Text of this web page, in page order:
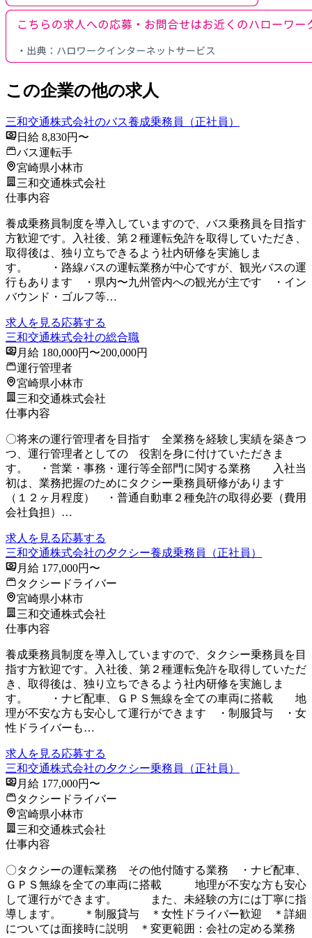
この企業の他の求人
三和交通株式会社のバス養成乗務員（正社員）
日給 8,830円〜
バス運転手
宮崎県小林市
三和交通株式会社
仕事内容
養成乗務員制度を導入していますので、バス乗務員を目指す
方歓迎です。入社後、第２種運転免許を取得していただき、
取得後は、独り立ちできるよう社内研修を実施しま
す。 ・路線バスの運転業務が中心ですが、観光バスの運
行もあります ・県内〜九州管内への観光が主です ・イン
バウンド・ゴルフ等…
求人を見る応募する
三和交通株式会社の総合職
月給 180,000円〜200,000円
運行管理者
宮崎県小林市
三和交通株式会社
仕事内容
〇将来の運行管理者を目指す 全業務を経験し実績を築きつ
つ、運行管理者としての 役割を身に付けていただきま
す。 ・営業・事務・運行等全部門に関する業務 入社当
初は、業務把握のためにタクシー乗務員研修があります
（１２ヶ月程度） ・普通自動車２種免許の取得必要（費用
会社負担）…
求人を見る応募する
三和交通株式会社の夕クシー養成乗務員（正社員）
月給 177,000円〜
タクシードライバー
宮崎県小林市
三和交通株式会社
仕事内容
養成乗務員制度を導入していますので、タクシー乗務員を目
指す方歓迎です。入社後、第２種運転免許を取得していただ
き、取得後は、独り立ちできるよう社内研修を実施しま
す。 ・ナビ配車、ＧＰＳ無線を全ての車両に搭載 地
理が不安な方も安心して運行ができます ・制服貸与 ・女
性ドライバーも…
求人を見る応募する
三和交通株式会社の夕クシー乗務員（正社員）
月給 177,000円〜
タクシードライバー
宮崎県小林市
三和交通株式会社
仕事内容
〇タクシーの運転業務 その他付随する業務 ・ナビ配車、
ＧＰＳ無線を全ての車両に搭載 地理が不安な方も安心
して運行ができます。 また、未経験の方には丁寧に指
導します。 ＊制服貸与 ＊女性ドライバー歓迎 ＊詳細
については面接時に説明 ＊変更範囲：会社の定める業務